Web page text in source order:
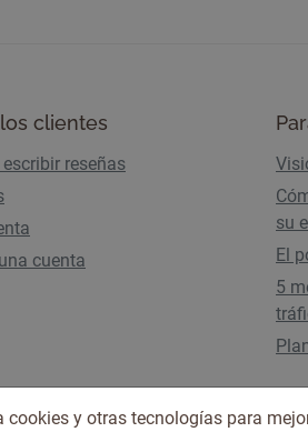
clientes
reseñas
cuenta
su
El
5
cookies y otras tecnologías para